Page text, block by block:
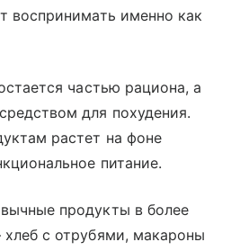
воспринимать именно как
частью рациона, а
для похудения.
растет на фоне
питание.
продукты в более
с отрубями, макароны